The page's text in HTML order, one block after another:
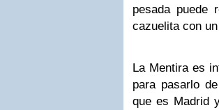
pesada puede
cazuelita con
La Mentira es
para pasarlo
que es Madrid